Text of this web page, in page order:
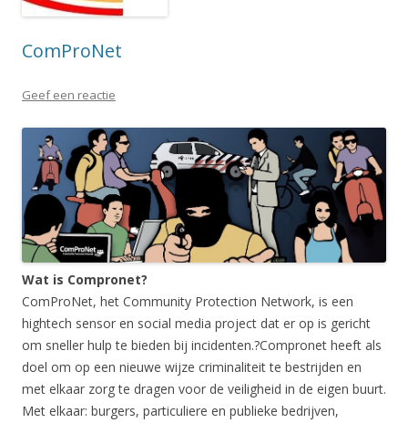
ComProNet
Geef een reactie
Wat is Compronet?
ComProNet, het Community Protection Network, is een
hightech sensor en social media project dat er op is gericht
om sneller hulp te bieden bij incidenten.?Compronet heeft als
doel om op een nieuwe wijze criminaliteit te bestrijden en
met elkaar zorg te dragen voor de veiligheid in de eigen buurt.
Met elkaar: burgers, particuliere en publieke bedrijven,